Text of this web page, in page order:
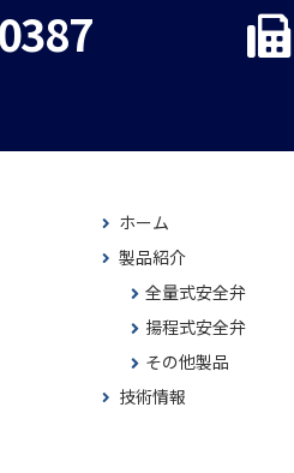
ホーム
製品紹介
全量式安全弁
揚程式安全弁
その他製品
技術情報